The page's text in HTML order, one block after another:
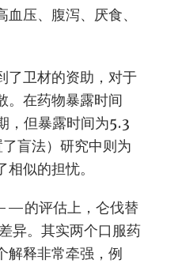
压、腹泻、厌食、
了卫材的资助，对于
。在药物暴露时间
，但暴露时间为5.3
盲法）研究中则为
似的担忧。
的评估上，仑伐替
。其实两个口服药
解释非常牵强，例